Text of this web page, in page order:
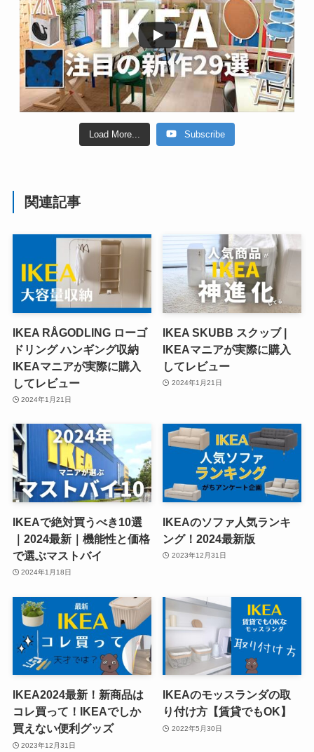
Load More... Subscribe
関連記事
IKEA RÅGODLING ローゴ
ドリング ハンギング収納
IKEAマニアが実際に購入
してレビュー
2024年1月21日
IKEA SKUBB スクッブ |
IKEAマニアが実際に購入
してレビュー
2024年1月21日
IKEAで絶対買うべき10選
｜2024最新｜機能性と価格
で選ぶマストバイ
2024年1月18日
IKEAのソファ人気ランキ
ング！2024最新版
2023年12月31日
IKEA2024最新！新商品は
コレ買って！IKEAでしか
買えない便利グッズ
2023年12月31日
IKEAのモッスランダの取
り付け方【賃貸でもOK】
2022年5月30日